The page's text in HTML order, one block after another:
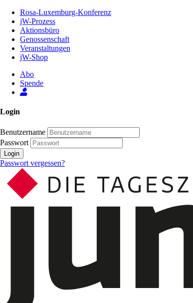
Inhalt
Seite
Rosa-Luxemburg-Konferenz
jW-Prozess
Aktionsbüro
Genossenschaft
Veranstaltungen
jW-Shop
Abo
Spende
Login
Benutzername
Passwort
Login
Passwort vergessen?